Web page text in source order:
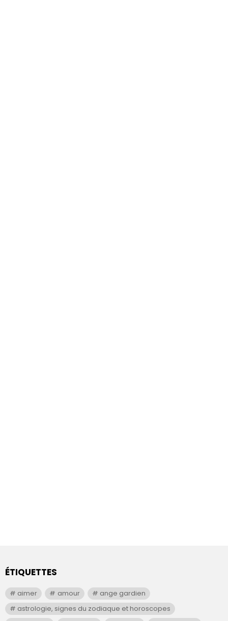
ÉTIQUETTES
aimer amour
ange gardien
astrologie, signes du zodiaque et horoscopes